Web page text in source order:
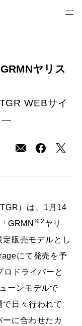
ヤリス
WEBサイ
―
）は、1月14
GRMN ※2 ヤリ
販売モデルとし
にて発売を予
ドライバーと
ーンモデルで
日々行われて
に合わせたカ